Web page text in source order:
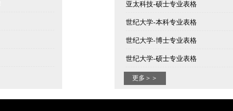
亚太科技-硕士专业表格
世纪大学-本科专业表格
世纪大学-博士专业表格
世纪大学-硕士专业表格
更多＞＞